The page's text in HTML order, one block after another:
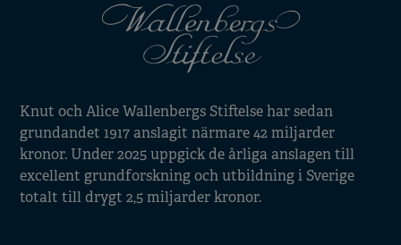
Knut och Alice Wallenbergs Stiftelse har sedan
grundandet 1917 anslagit närmare 42 miljarder
kronor. Under 2025 uppgick de årliga anslagen till
excellent grundforskning och utbildning i Sverige
totalt till drygt 2,5 miljarder kronor.